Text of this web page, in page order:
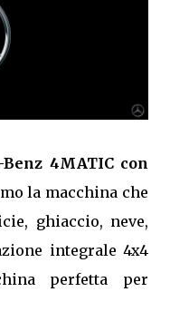
Benz 4MATIC con
la macchina che
ghiaccio, neve,
integrale 4x4
perfetta per